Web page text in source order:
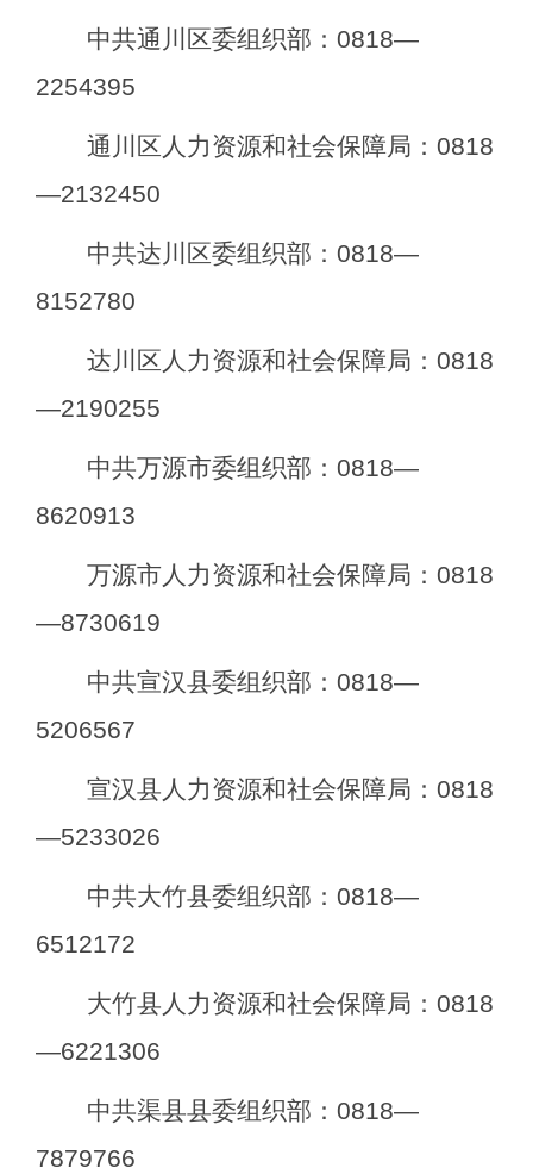
中共通川区委组织部： 0818—
2254395
通川区人力资源和社会保障局： 0818
—2132450
中共达川区委组织部： 0818—
8152780
达川区人力资源和社会保障局： 0818
—2190255
中共万源市委组织部： 0818—
8620913
万源市人力资源和社会保障局： 0818
—8730619
中共宣汉县委组织部： 0818—
5206567
宣汉县人力资源和社会保障局： 0818
—5233026
中共大竹县委组织部： 0818—
6512172
大竹县人力资源和社会保障局： 0818
—6221306
中共渠县县委组织部： 0818—
7879766